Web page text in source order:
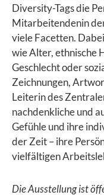
Diversity-Tags die
Mitarbeitendenin
viele Facetten.
wie Alter, ethnische
Geschlecht oder
Zeichnungen,
Leiterin des
nachdenkliche und
Gefühle und ihre
der Zeit – ihre
vielfältigen
Die Ausstellung ist